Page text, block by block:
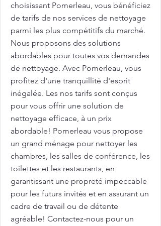
choisissant Pomerleau, vous bénéficiez
de tarifs de nos services de nettoyage
parmi les plus compétitifs du marché.
Nous proposons des solutions
abordables pour toutes vos demandes
de nettoyage. Avec Pomerleau, vous
profitez d'une tranquillité d'esprit
inégalée. Les nos tarifs sont conçus
pour vous offrir une solution de
nettoyage efficace, à un prix
abordable! Pomerleau vous propose
un grand ménage pour nettoyer les
chambres, les salles de conférence, les
toilettes et les restaurants, en
garantissant une propreté impeccable
pour les futurs invités et en assurant un
cadre de travail ou de détente
agréable! Contactez-nous pour un